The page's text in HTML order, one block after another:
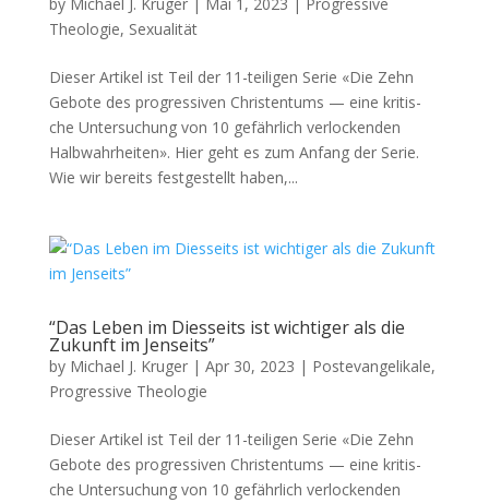
Theologie, Sexualität
Dieser Artikel ist Teil der 11-teili­gen Serie «Die Zehn
Gebote des pro­gres­siv­en Chris­ten­tums — eine kri­tis­
che Unter­suchung von 10 gefährlich ver­lock­enden
Halb­wahrheit­en». Hier geht es zum Anfang der Serie.
Wie wir bere­its fest­gestellt haben,...
“Das Leben im Diesseits ist wichtiger als die
Zukunft im Jenseits”
by Michael J. Kruger| Apr 30, 2023 | Postevangelikale,
Progressive Theologie
Dieser Artikel ist Teil der 11-teili­gen Serie «Die Zehn
Gebote des pro­gres­siv­en Chris­ten­tums — eine kri­tis­
che Unter­suchung von 10 gefährlich ver­lock­enden